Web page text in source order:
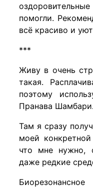
помогли.
всё красиво и
***
Живу в очень
такая.
поэтому
Пранава Шамбари.
Там я сразу
моей
что мне нужно,
даже редкие